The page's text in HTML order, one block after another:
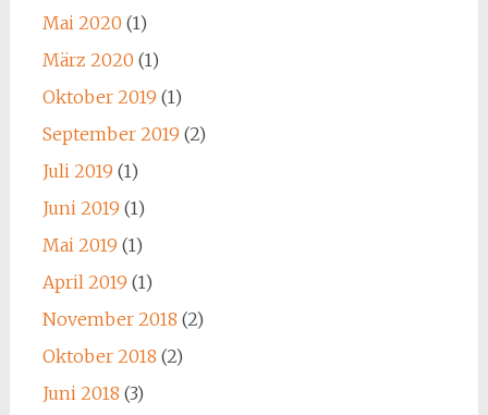
Mai 2020 (1)
März 2020 (1)
Oktober 2019 (1)
September 2019 (2)
Juli 2019 (1)
Juni 2019 (1)
Mai 2019 (1)
April 2019 (1)
November 2018 (2)
Oktober 2018 (2)
Juni 2018 (3)